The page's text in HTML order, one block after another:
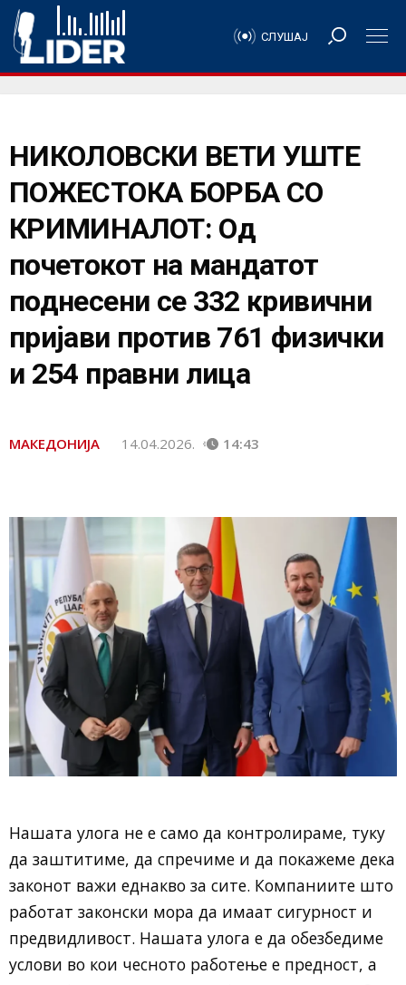
СЛУШАЈ
НИКОЛОВСКИ ВЕТИ УШТЕ
ПОЖЕСТОКА БОРБА СО
КРИМИНАЛОТ: Од
почетокот на мандатот
поднесени се 332 кривични
пријави против 761 физички
и 254 правни лица
МАКЕДОНИЈА 14.04.2026. 14:43
Нашата улога не е само да контролираме, туку
да заштитиме, да спречиме и да покажеме дека
законот важи еднакво за сите. Компаниите што
работат законски мора да имаат сигурност и
предвидливост. Нашата улога е да обезбедиме
услови во кои чесното работење е предност, а